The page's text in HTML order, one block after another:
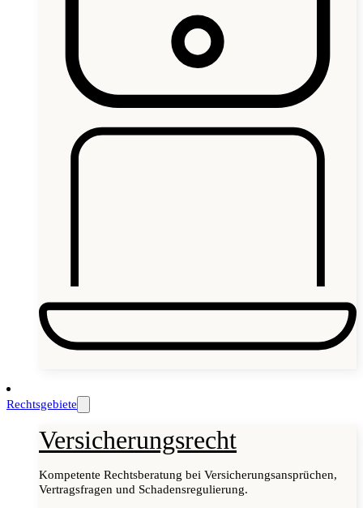
Rechtsgebiete
Versicherungsrecht
Kompetente Rechtsberatung bei Versicherungsansprüchen,
Vertragsfragen und Schadensregulierung.